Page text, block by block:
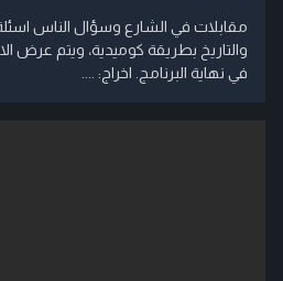
مقابلات في الشارع وسؤال الناس
والتاريخ بطريقة كوميدية، ويتم عرض
في نهاية البرنامج. اخراج: ....